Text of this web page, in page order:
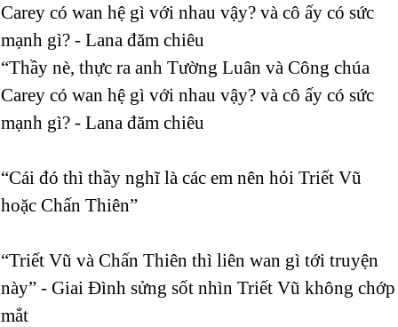
Carey có wan hệ gì với nhau vậy? và cô ấy có sức
mạnh gì? - Lana đăm chiêu
“Thầy nè, thực ra anh Tường Luân và Công chúa
Carey có wan hệ gì với nhau vậy? và cô ấy có sức
mạnh gì? - Lana đăm chiêu
“Cái đó thì thầy nghĩ là các em nên hỏi Triết Vũ
hoặc Chấn Thiên”
“Triết Vũ và Chấn Thiên thì liên wan gì tới truyện
này” - Giai Đình sửng sốt nhìn Triết Vũ không chớp
mắt